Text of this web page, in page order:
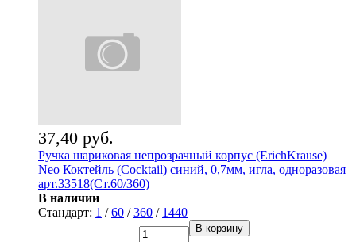
37,40 руб.
Ручка шариковая непрозрачный корпус (ErichKrause)
Neo Коктейль (Cocktail) синий, 0,7мм, игла, одноразовая
арт.33518(Ст.60/360)
В наличии
Стандарт: 1 /60 /360 / 1440
В корзину